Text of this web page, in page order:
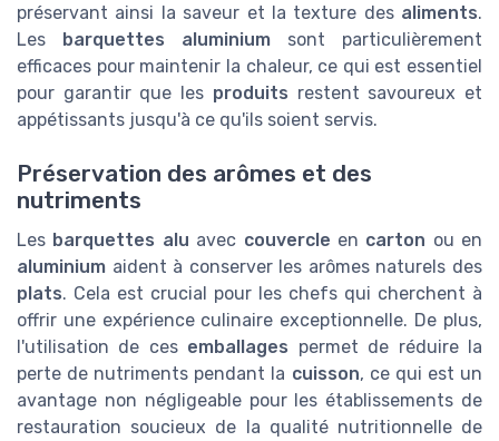
préservant ainsi la saveur et la texture des aliments.
Les barquettes aluminium sont particulièrement
efficaces pour maintenir la chaleur, ce qui est essentiel
pour garantir que les produits restent savoureux et
appétissants jusqu'à ce qu'ils soient servis.
Préservation des arômes et des
nutriments
Les barquettes alu avec couvercle en carton ou en
aluminium aident à conserver les arômes naturels des
plats. Cela est crucial pour les chefs qui cherchent à
offrir une expérience culinaire exceptionnelle. De plus,
l'utilisation de ces emballages permet de réduire la
perte de nutriments pendant la cuisson, ce qui est un
avantage non négligeable pour les établissements de
restauration soucieux de la qualité nutritionnelle de